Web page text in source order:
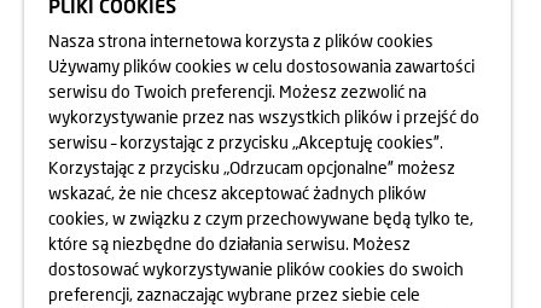
05.06.2025
DBAMY O FORMĘ STRAŻAKÓW
dowiedz się więcej
PLIKI COOKIES
Nasza strona internetowa korzysta z plików cookies
Używamy plików cookies w celu dostosowania zawartości
serwisu do Twoich preferencji. Możesz zezwolić na
wykorzystywanie przez nas wszystkich plików i przejść do
serwisu – korzystając z przycisku „Akceptuję cookies”.
Korzystając z przycisku „Odrzucam opcjonalne” możesz
wskazać, że nie chcesz akceptować żadnych plików
cookies, w związku z czym przechowywane będą tylko te,
które są niezbędne do działania serwisu. Możesz
dostosować wykorzystywanie plików cookies do swoich
preferencji, zaznaczając wybrane przez siebie cele